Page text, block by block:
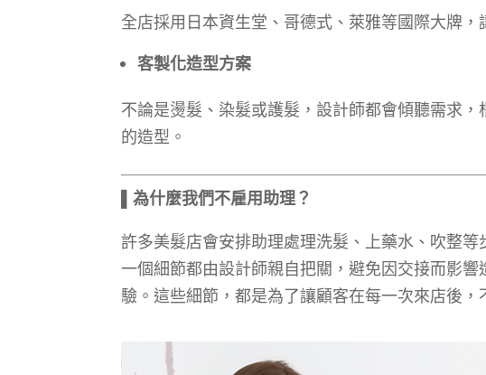
全店採用日本資生堂、哥德式、萊雅等國際大牌，
客製化造型方案
不論是燙髮、染髮或護髮，設計師都會傾聽需求
的造型。
▌為什麼我們不雇用助理？
許多美髮店會安排助理處理洗髮、上藥水、吹整
一個細節都由設計師親自把關，避免因交接而影
驗。這些細節，都是為了讓顧客在每一次來店後